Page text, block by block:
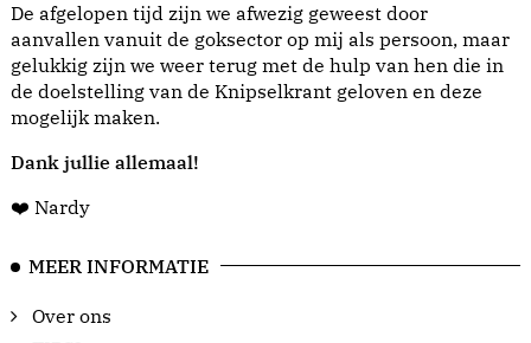
De afgelopen tijd zijn we afwezig geweest door
aanvallen vanuit de goksector op mij als persoon, maar
gelukkig zijn we weer terug met de hulp van hen die in
de doelstelling van de Knipselkrant geloven en deze
mogelijk maken.
Dank jullie allemaal!
❤️ Nardy
MEER INFORMATIE
Over ons